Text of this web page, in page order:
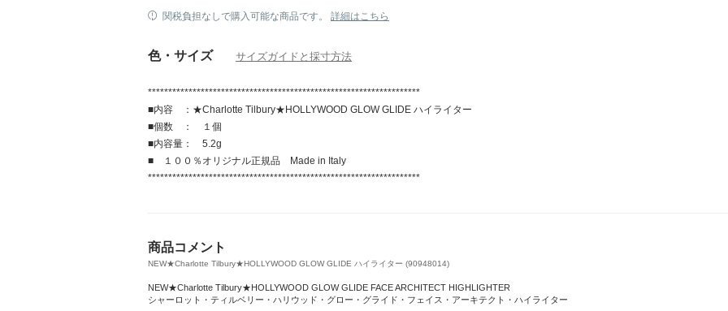
関税負担なしで購入可能な商品です。 詳細はこちら
色・サイズ サイズガイドと採寸方法
*******************************************************************
■内容 ：★Charlotte Tilbury★HOLLYWOOD GLOW GLIDE ハイライター
■個数 ： １個
■内容量： 5.2g
■ １００％オリジナル正規品 Made in Italy
*******************************************************************
商品コメント
NEW★Charlotte Tilbury★HOLLYWOOD GLOW GLIDE ハイライター (90948014)
NEW★Charlotte Tilbury★HOLLYWOOD GLOW GLIDE FACE ARCHITECT HIGHLIGHTER
シャーロット・ティルベリー・ハリウッド・グロー・グライド・フェイス・アーキテクト・ハイライター